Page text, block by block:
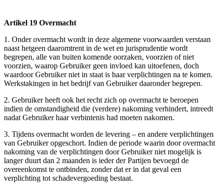
Artikel 19 Overmacht
1. Onder overmacht wordt in deze algemene voorwaarden verstaan
naast hetgeen daaromtrent in de wet en jurisprudentie wordt
begrepen, alle van buiten komende oorzaken, voorzien of niet
voorzien, waarop Gebruiker geen invloed kan uitoefenen, doch
waardoor Gebruiker niet in staat is haar verplichtingen na te komen.
Werkstakingen in het bedrijf van Gebruiker daaronder begrepen.
2. Gebruiker heeft ook het recht zich op overmacht te beroepen
indien de omstandigheid die (verdere) nakoming verhindert, intreedt
nadat Gebruiker haar verbintenis had moeten nakomen.
3. Tijdens overmacht worden de levering – en andere verplichtingen
van Gebruiker opgeschort. Indien de periode waarin door overmacht
nakoming van de verplichtingen door Gebruiker niet mogelijk is
langer duurt dan 2 maanden is ieder der Partijen bevoegd de
overeenkomst te ontbinden, zonder dat er in dat geval een
verplichting tot schadevergoeding bestaat.